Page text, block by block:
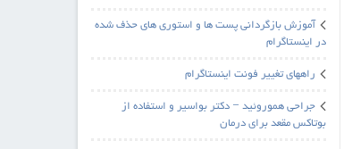
آموزش بازگردانی پست ها و استوری های حذف شده
در اینستاگرام
راههای تغییر فونت اینستاگرام
جراحی هموروئید – دکتر بواسیر و استفاده از
بوتاکس مقعد برای درمان